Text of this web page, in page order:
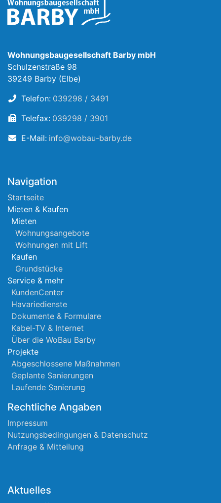
Wohnungsbaugesellschaft Barby mbH
Schulzenstraße 98
39249 Barby (Elbe)
Telefon: 039298 / 3491
Telefax: 039298 / 3901
E-Mail: info@wobau-barby.de
Navigation
Startseite
Mieten & Kaufen
Mieten
Wohnungsangebote
Wohnungen mit Lift
Kaufen
Grundstücke
Service & mehr
KundenCenter
Havariedienste
Dokumente & Formulare
Kabel-TV & Internet
Über die WoBau Barby
Projekte
Abgeschlossene Maßnahmen
Geplante Sanierungen
Laufende Sanierung
Rechtliche Angaben
Impressum
Nutzungsbedingungen & Datenschutz
Anfrage & Mitteilung
Aktuelles